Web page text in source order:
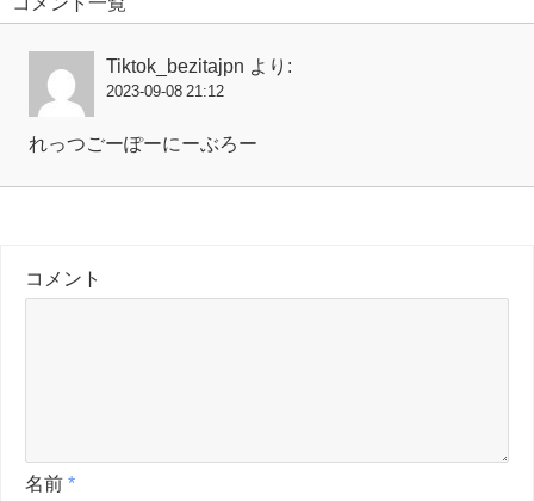
Tiktok_bezitajpn より:
2023-09-08 21:12
れっつごーぽーにーぶろー
コメント
名前 *